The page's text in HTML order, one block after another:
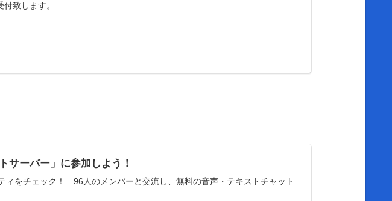
致します。
ーバー」に参加しよう！
ィをチェック！ 96人のメンバーと交流し、無料の音声・テキストチャット